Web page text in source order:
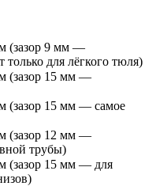
(зазор 9 мм —
для лёгкого тюля)
(зазор 15 мм —
15 мм — самое
(зазор 12 мм —
трубы)
15 мм — для